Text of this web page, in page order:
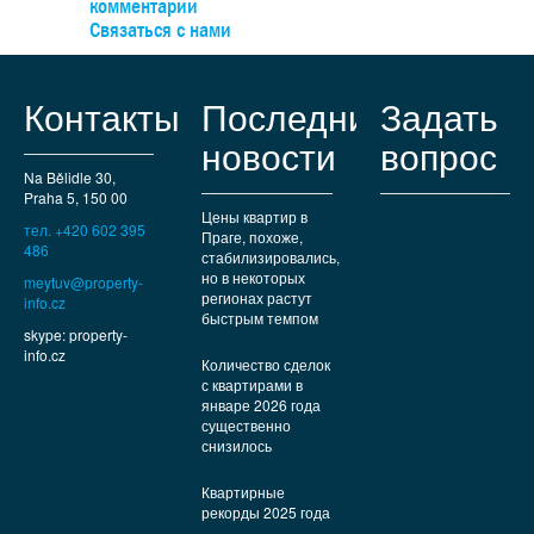
можно легко доехать на автобусе, а на машине —
комментарии
Связаться с нами
Контакты
Na Bělidle 30,
Praha 5, 150 00
тел. +420 602 395
486
meytuv@property-
info.cz
skype: property-
info.cz
Последние
новости
Цены квартир в
Праге, похоже,
стабилизировались,
но в некоторых
регионах растут
быстрым темпом
Количество сделок
с квартирами в
январе 2026 года
существенно
снизилось
Квартирные
рекорды 2025 года
Задать
вопрос